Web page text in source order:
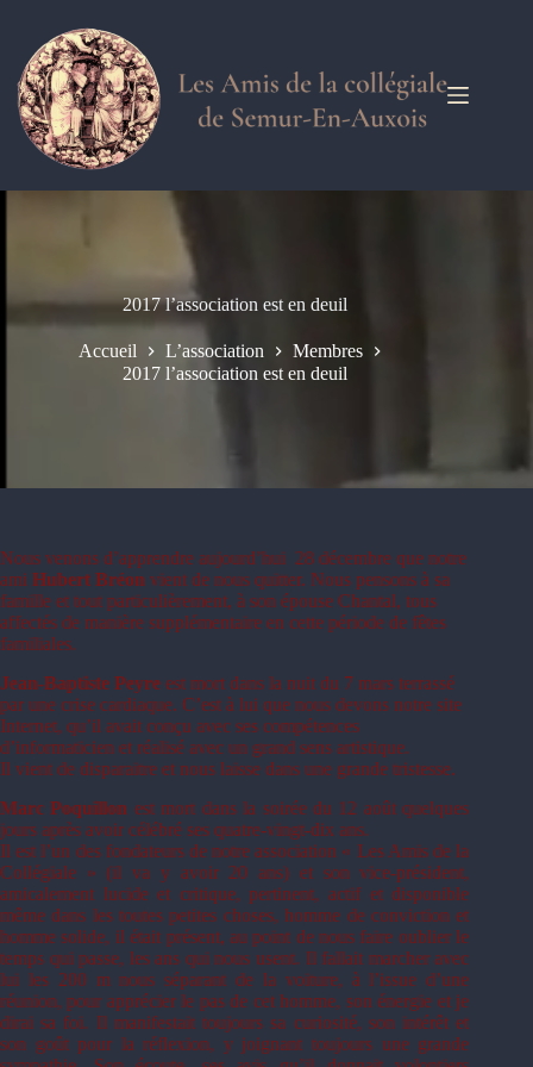
contenu
2017 l’association est en deuil
Accueil L’association
Membres
2017 l’association est en deuil
Nous venons d’apprendre aujourd’hui 28 décembre que notre
ami Hubert Bréon vient de nous quitter. Nous pensons à sa
famille et tout particulièrement, à son épouse Chantal, tous
affectés de manière supplémentaire en cette période de fêtes
familiales.
Jean-Baptiste Peyre est mort dans la nuit du 7 mars terrassé
par une crise cardiaque. C’est à lui que nous devons notre site
Internet, qu’il avait conçu avec ses compétences
d’informaticien et réalisé avec un grand sens artistique.
Il vient de disparaitre et nous laisse dans une grande tristesse.
Marc Poquillon est mort dans la soirée du 12 août quelques
jours après avoir célébré ses quatre-vingt-dix ans.
Il est l’un des fondateurs de notre association « Les Amis de la
Collégiale » (il va y avoir 20 ans) et son vice-président,
amicalement lucide et critique, pertinent, actif et disponible
même dans les toutes petites choses, homme de conviction et
homme solide, il était présent, au point de nous faire oublier le
temps qui passe, les ans qui nous usent. Il fallait marcher avec
lui les 200 m nous séparant de la voiture, à l’issue d’une
réunion, pour apprécier le pas de cet homme, son énergie et je
dirai sa foi. Il manifestait toujours sa curiosité, son intérêt et
son goût pour la réflexion, y joignant toujours une grande